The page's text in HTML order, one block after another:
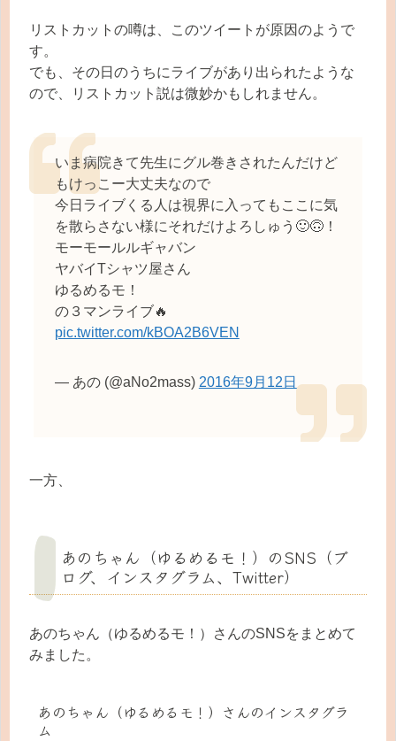
リストカットの噂は、このツイートが原因のようで
す。
でも、その日のうちにライブがあり出られたような
ので、リストカット説は微妙かもしれません。
いま病院きて先生にグル巻きされたんだけど
もけっこー大丈夫なので
今日ライブくる人は視界に入ってもここに気
を散らさない様にそれだけよろしゅう🙂🙃！
モーモールルギャバン
ヤバイTシャツ屋さん
ゆるめるモ！
の３マンライブ🔥
pic.twitter.com/kBOA2B6VEN
— あの (@aNo2mass) 2016年9月12日
一方、
あのちゃん（ゆるめるモ！）のSNS（ブ
ログ、インスタグラム、Twitter）
あのちゃん（ゆるめるモ！）さんのSNSをまとめて
みました。
あのちゃん（ゆるめるモ！）さんのインスタグラ
ム